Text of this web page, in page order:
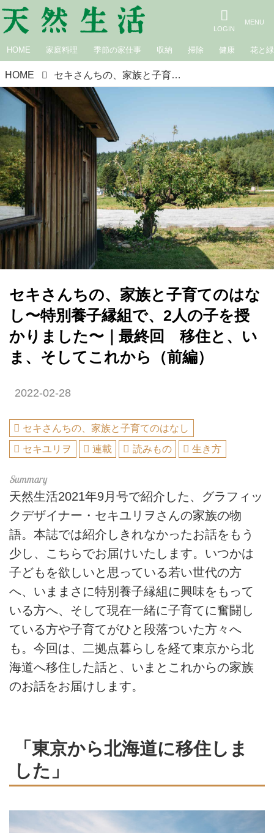
HOME 家庭料理 季節の家仕事 収納 掃除 健康 花と緑
HOME セキさんちの、家族と子育てのはなし〜特別養子縁組で、2人の子を授かりました〜｜最終回 移住と、いま、そしてこれから（前編）
セキさんちの、家族と子育てのはな
し〜特別養子縁組で、2人の子を授
かりました〜｜最終回 移住と、い
ま、そしてこれから（前編）
2022-02-28
セキさんちの、家族と子育てのはなし
セキユリヲ
連載 読みもの 生き方
天然生活2021年9月号で紹介した、グラフィッ
クデザイナー・セキユリヲさんの家族の物
語。本誌では紹介しきれなかったお話をもう
少し、こちらでお届けいたします。いつかは
子どもを欲しいと思っている若い世代の方
へ、いままさに特別養子縁組に興味をもって
いる方へ、そして現在一緒に子育てに奮闘し
ている方や子育てがひと段落ついた方々へ
も。今回は、二拠点暮らしを経て東京から北
海道へ移住した話と、いまとこれからの家族
のお話をお届けします。
「東京から北海道に移住しま
した」